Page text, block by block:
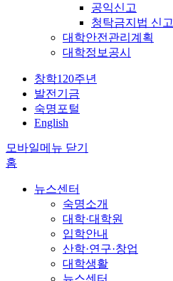
공익신고
청탁금지법 신고
대학안전관리계획
대학정보공시
창학120주년
발전기금
숙명포털
English
모바일메뉴 닫기
홈
뉴스센터
숙명소개
대학·대학원
입학안내
산학·연구·창업
대학생활
뉴스센터